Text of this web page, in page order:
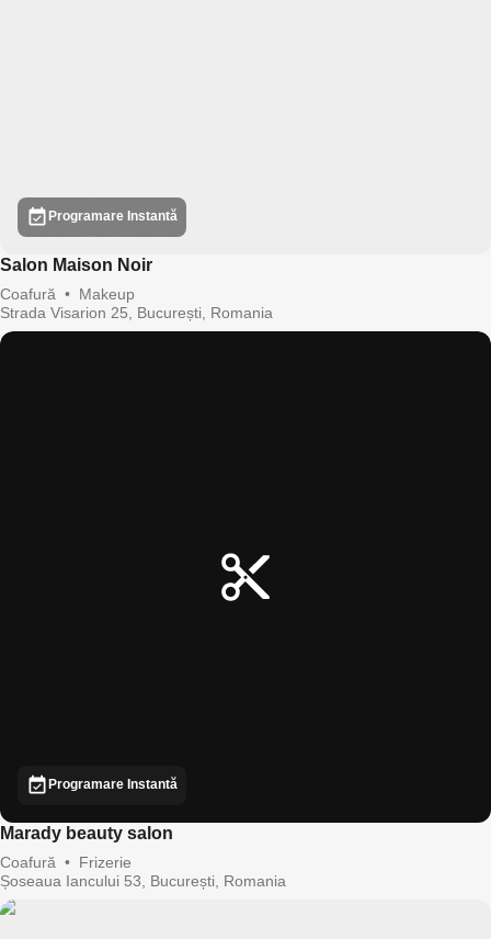
Programare Instantă
Salon Maison Noir
Coafură • Makeup
Strada Visarion 25, București, Romania
Programare Instantă
Marady beauty salon
Coafură • Frizerie
Șoseaua Iancului 53, București, Romania